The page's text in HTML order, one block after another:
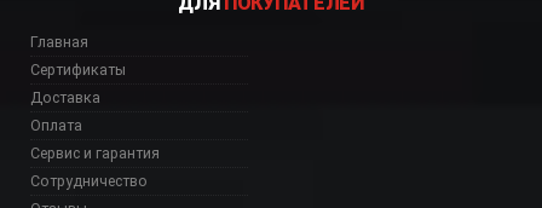
Главная
Сертификаты
Доставка
Оплата
Сервис и гарантия
Сотрудничество